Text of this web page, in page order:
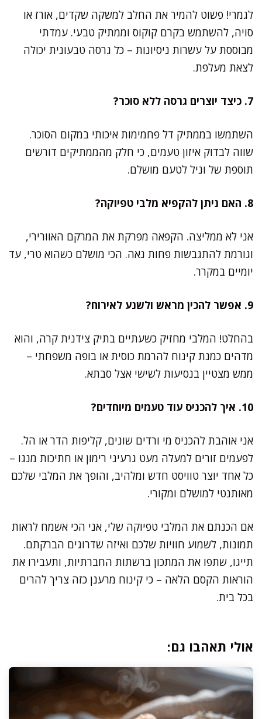
לגמרי! פשוט להמיר את החלב למשקה שקדים, אורז או
סויה, להשתמש בקרם קוקוס וממתיק טבעי. עמדתי
מבוססת על עשרות ניסיונות – כל גרסה טבעונית יכולה
לצאת מעלפת.
7. כיצד יוצרים גרסה ללא סוכר?
השתמשו בממתיק דל פחמימות איכותי במקום הסוכר.
שווה לבדוק איזון טעמים, כי חלק מהממתיקים דורשים
תוספת של וניל לטעם מושלם.
8. האם ניתן להקפיא מלבי טפיוקה?
אני לא ממליצה. הקפאה מפרקת את המרקם האוורירי,
וגורמת להתגבשות פחות נאה. הכי מושלם כשהוא טרי, עד
יומיים במקרר.
9. אפשר להכין מראש ולשנע לאירוח?
בהחלט! המלבי מחזיק כשעתיים בתיק צידנית קרה, והוא
מדהים כמנת קינוח להרמת כוסית או בופה משפחתי –
ממש מצטיין בנסיעות לשישי אצל סבתא.
10. איך להכניס עוד טעמים מיוחדים?
אני אוהבת להכניס מי ורדים שונים, קליפות הדר או הל.
לפעמים זורים למעלה מעט גרעיני רימון או חתיכות מנגו –
כל אחד יוצר טוויסט חדש ומלהיב, והופך את המלבי שלכם
מאותנטי למושלם ומקורי.
אם הכנתם את המלבי טפיוקה שלי, אני הכי אשמח לראות
תמונות, לשמוע חוויות שלכם ואיזה שדרוגים הברקתם.
תייגו, שתפו את המתכון ברשתות החברתיות, ותעבירו את
הוראות הקסם הלאה – כי קינוח מרענן כזה צריך להרים
בכל בית.
אולי תאהבו גם: